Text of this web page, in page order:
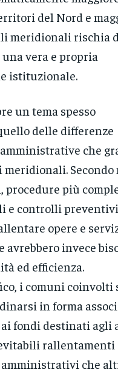
del Nord e
meridionali rischia
vera e propria
istituzionale.
un tema spesso
delle differenze
che
Secondo
più
e controlli preventivi
opere e
invece
ed efficienza.
i comuni coinvolti
in forma
fondi destinati agli
rallentamenti
che